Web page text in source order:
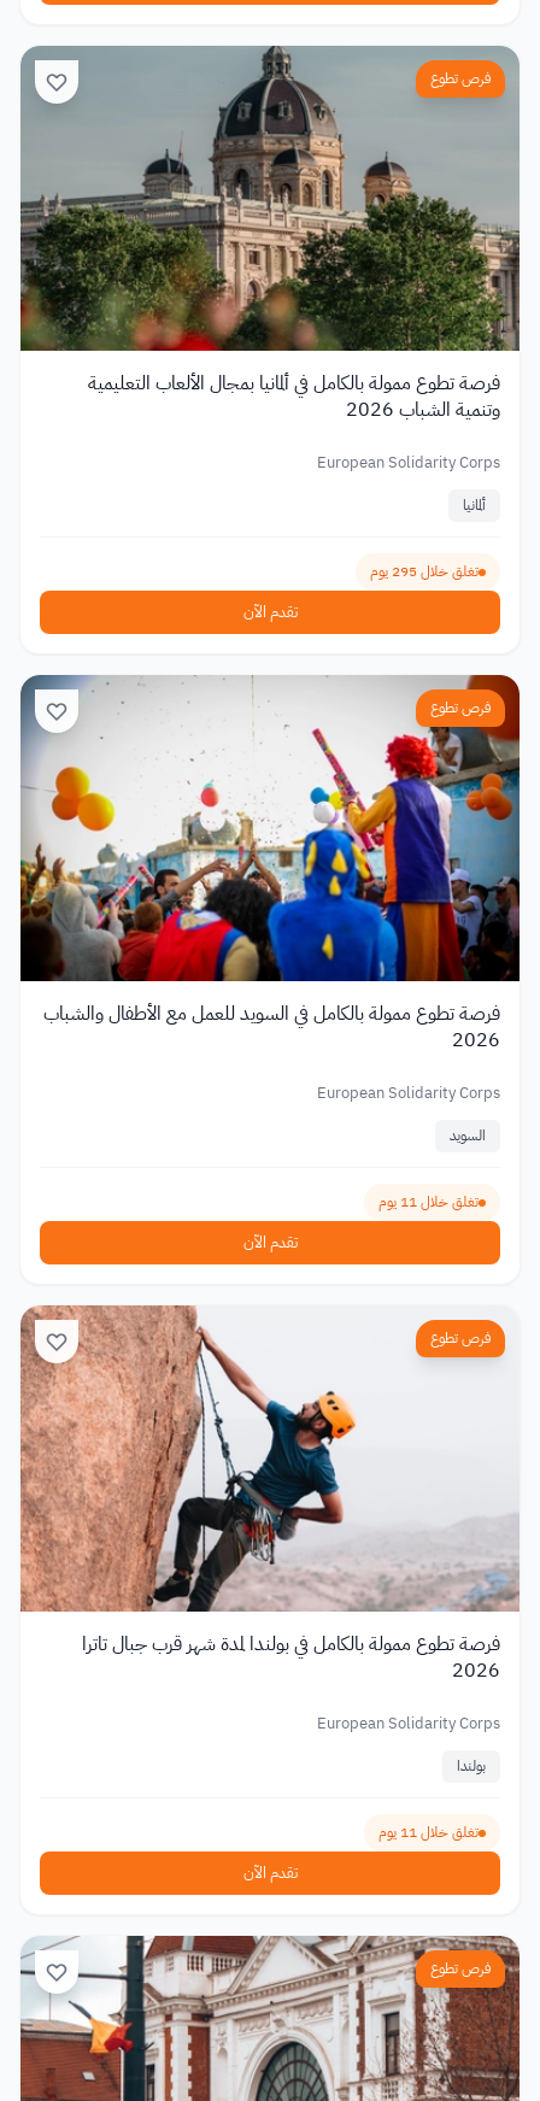
فرص تطوع
فرصة تطوع ممولة بالكامل في ألمانيا بمجال الألعاب التعليمية
وتنمية الشباب 2026
European Solidarity Corps
ألمانيا
تغلق خلال 295 يوم
تقدم الآن
فرص تطوع
فرصة تطوع ممولة بالكامل في السويد للعمل مع الأطفال والشباب
2026
European Solidarity Corps
السويد
تغلق خلال 11 يوم
تقدم الآن
فرص تطوع
فرصة تطوع ممولة بالكامل في بولندا لمدة شهر قرب جبال تاترا
2026
European Solidarity Corps
بولندا
تغلق خلال 11 يوم
تقدم الآن
فرص تطوع